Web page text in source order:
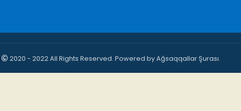
2020 - 2022 All Rights Reserved. Powered by Ağsaqqallar Şurası.